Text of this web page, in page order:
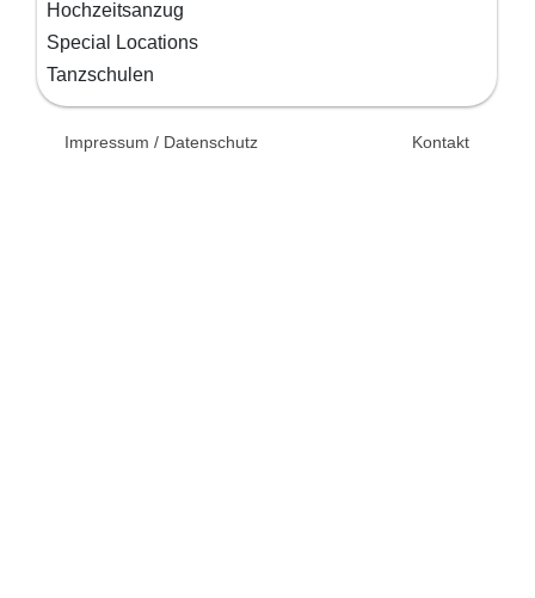
Hochzeitsanzug
Special Locations
Tanzschulen
Impressum / Datenschutz Kontakt
© 2026 Unsertag.de - Ihr